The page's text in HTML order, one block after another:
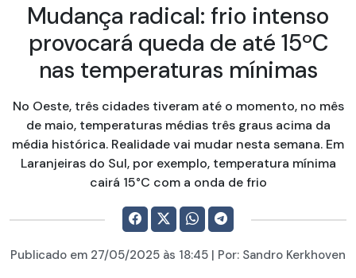
Mudança radical: frio intenso
provocará queda de até 15ºC
nas temperaturas mínimas
No Oeste, três cidades tiveram até o momento, no mês
de maio, temperaturas médias três graus acima da
média histórica. Realidade vai mudar nesta semana. Em
Laranjeiras do Sul, por exemplo, temperatura mínima
cairá 15°C com a onda de frio
Publicado em 27/05/2025 às 18:45 | Por: Sandro Kerkhoven